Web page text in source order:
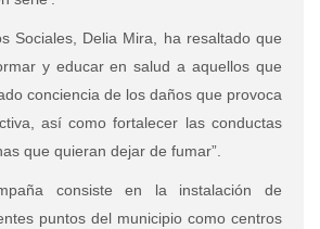
Sociales, Delia Mira, ha resaltado que
y educar en salud a aquellos que
conciencia de los daños que provoca
así como fortalecer las conductas
que quieran dejar de fumar”.
consiste en la instalación de
puntos del municipio como centros